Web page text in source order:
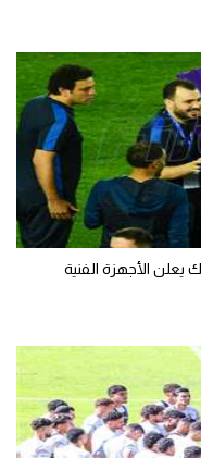
الأجهزة الفنية